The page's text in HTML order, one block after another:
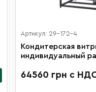
Артикул: 29-172-4
Кондитерская
индивидуальный
64560 грн с